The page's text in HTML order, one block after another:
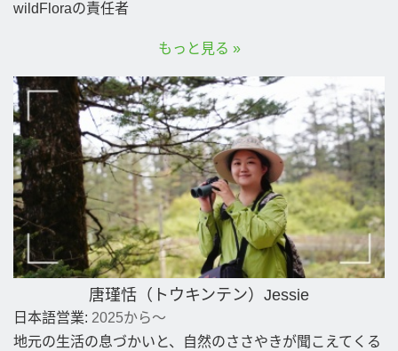
wildFloraの責任者
もっと見る »
唐瑾恬（トウキンテン）Jessie
日本語営業: 2025から～
地元の生活の息づかいと、自然のささやきが聞こえてくる